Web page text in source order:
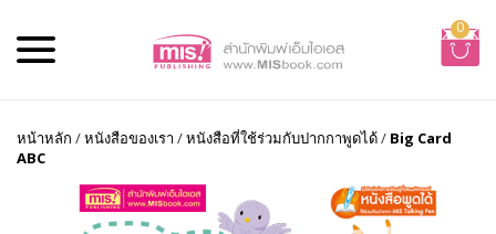
0
หน้าหลัก /หนังสือของเรา /หนังสือที่ใช้ร่วมกับปากกาพูดได้/ Big Card
ABC